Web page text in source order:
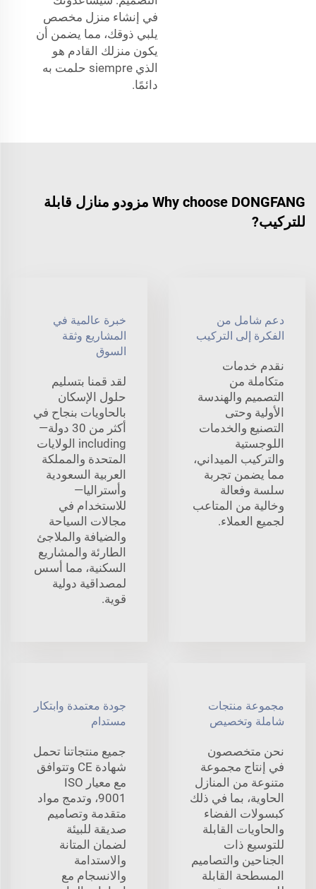
في إنشاء منزل مخصص
يلبي ذوقك، مما يضمن أن
يكون منزلك القادم هو
الذي siempre حلمت به
دائمًا.
Why choose DONGFANG مزودو منازل قابلة
للتركيب?
دعم شامل من
الفكرة إلى التركيب
نقدم خدمات
متكاملة من
التصميم والهندسة
الأولية وحتى
التصنيع والخدمات
اللوجستية
والتركيب الميداني،
مما يضمن تجربة
سلسة وفعالة
وخالية من المتاعب
لجميع العملاء.
خبرة عالمية في
المشاريع وثقة
السوق
لقد قمنا بتسليم
حلول الإسكان
بالحاويات بنجاح في
أكثر من 30 دولة—
including الولايات
المتحدة والمملكة
العربية السعودية
وأستراليا—
للاستخدام في
مجالات السياحة
والضيافة والملاجئ
الطارئة والمشاريع
السكنية، مما أسس
لمصداقية دولية
قوية.
مجموعة منتجات
شاملة وتخصيص
نحن متخصصون
في إنتاج مجموعة
متنوعة من المنازل
الحاوية، بما في ذلك
كبسولات الفضاء
والحاويات القابلة
للتوسيع ذات
الجناحين والتصاميم
المسطحة القابلة
جودة معتمدة وابتكار
مستدام
جميع منتجاتنا تحمل
شهادة CE وتتوافق
مع معيار ISO
9001، وتدمج مواد
متقدمة وتصاميم
صديقة للبيئة
لضمان المتانة
والاستدامة
والانسجام مع